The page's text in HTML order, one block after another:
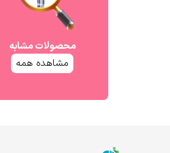
محصولات مشابه
مشاهده همه